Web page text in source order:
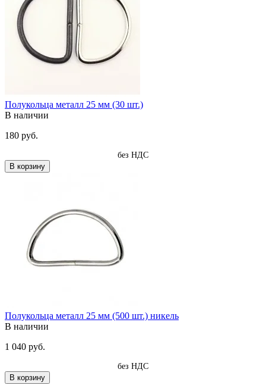
Полукольца металл 25 мм (30 шт.)
В наличии
180 руб.
без НДС
В корзину
Полукольца металл 25 мм (500 шт.) никель
В наличии
1 040 руб.
без НДС
В корзину